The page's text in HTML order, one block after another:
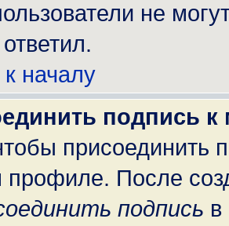
не
началу
подпись
присоединить
профиле. После
подпись